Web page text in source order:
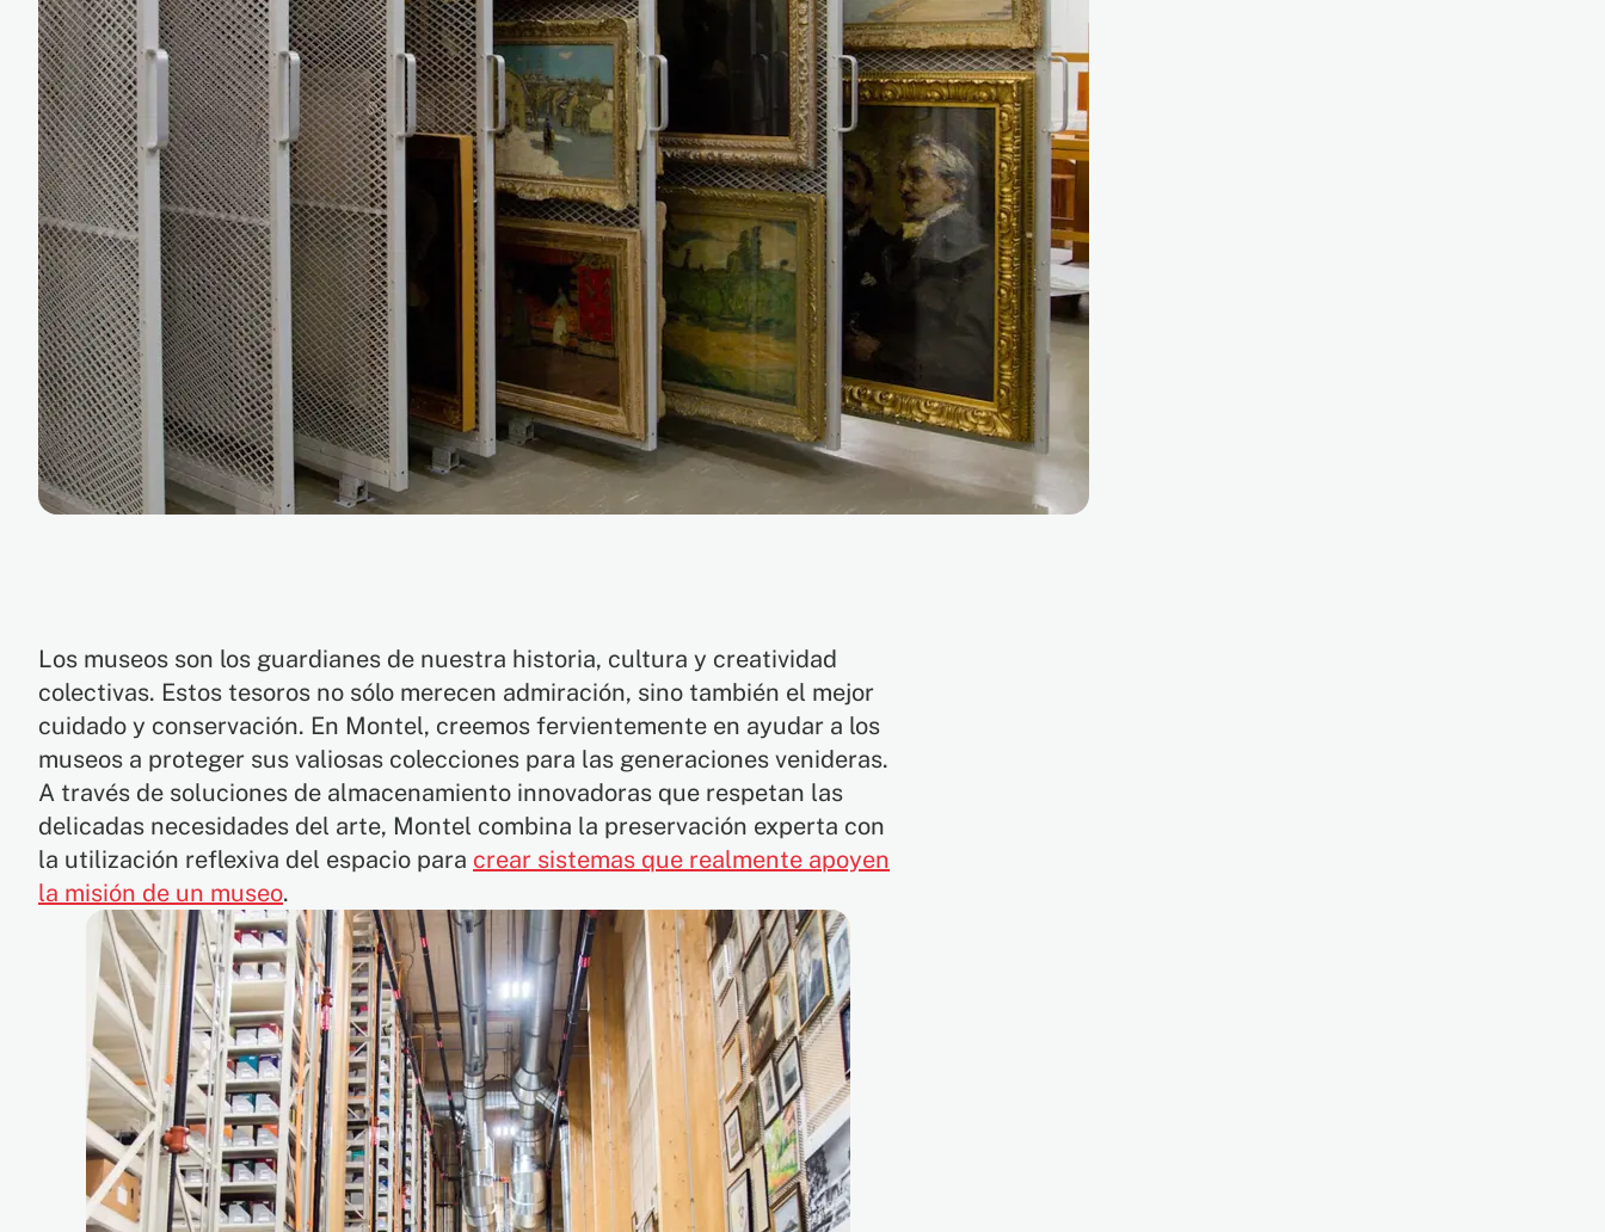
Los museos son los guardianes de nuestra historia, cultura y creatividad
colectivas. Estos tesoros no sólo merecen admiración, sino también el mejor
cuidado y conservación. En Montel, creemos fervientemente en ayudar a los
museos a proteger sus valiosas colecciones para las generaciones venideras.
A través de soluciones de almacenamiento innovadoras que respetan las
delicadas necesidades del arte, Montel combina la preservación experta con
la utilización reflexiva del espacio para crear sistemas que realmente apoyen
la misión de un museo.